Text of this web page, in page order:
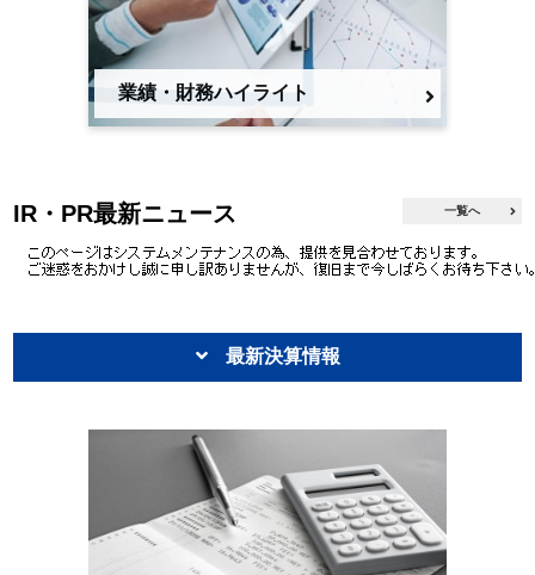
業績・財務ハイライト
IR・PR最新ニュース 一覧へ
最新決算情報